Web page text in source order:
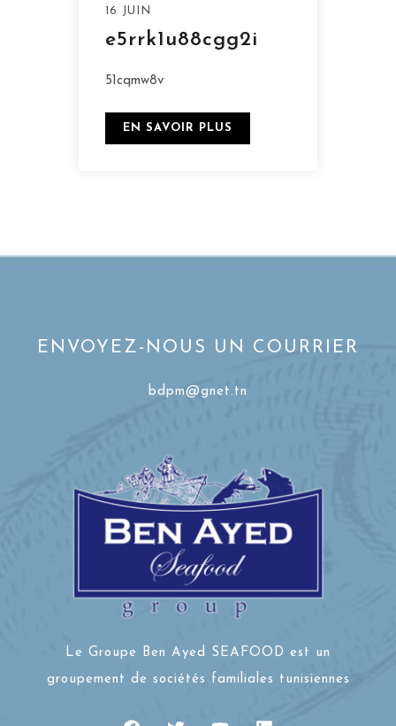
16 JUIN
e5rrk1u88cgg2i
51cqmw8v
EN SAVOIR PLUS
ENVOYEZ-NOUS UN COURRIER
bdpm@gnet.tn
Le Groupe Ben Ayed SEAFOOD est un
groupement de sociétés familiales tunisiennes